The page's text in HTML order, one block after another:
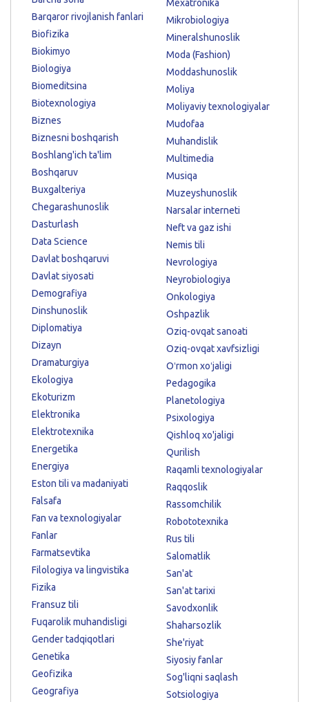
Barqaror rivojlanish fanlari
Biofizika
Biokimyo
Biologiya
Biomeditsina
Biotexnologiya
Biznes
Biznesni boshqarish
Boshlang'ich ta'lim
Boshqaruv
Buxgalteriya
Chegarashunoslik
Dasturlash
Data Science
Davlat boshqaruvi
Davlat siyosati
Demografiya
Dinshunoslik
Diplomatiya
Dizayn
Dramaturgiya
Ekologiya
Ekoturizm
Elektronika
Elektrotexnika
Energetika
Energiya
Eston tili va madaniyati
Falsafa
Fan va texnologiyalar
Fanlar
Farmatsevtika
Filologiya va lingvistika
Fizika
Fransuz tili
Fuqarolik muhandisligi
Gender tadqiqotlari
Genetika
Geofizika
Geografiya
Mexatronika
Mikrobiologiya
Mineralshunoslik
Moda (Fashion)
Moddashunoslik
Moliya
Moliyaviy texnologiyalar
Mudofaa
Muhandislik
Multimedia
Musiqa
Muzeyshunoslik
Narsalar interneti
Neft va gaz ishi
Nemis tili
Nevrologiya
Neyrobiologiya
Onkologiya
Oshpazlik
Oziq-ovqat sanoati
Oziq-ovqat xavfsizligi
Oʻrmon xoʻjaligi
Pedagogika
Planetologiya
Psixologiya
Qishloq xo'jaligi
Qurilish
Raqamli texnologiyalar
Raqqoslik
Rassomchilik
Robototexnika
Rus tili
Salomatlik
San'at
San'at tarixi
Savodxonlik
Shaharsozlik
She'riyat
Siyosiy fanlar
Sog'liqni saqlash
Sotsiologiya